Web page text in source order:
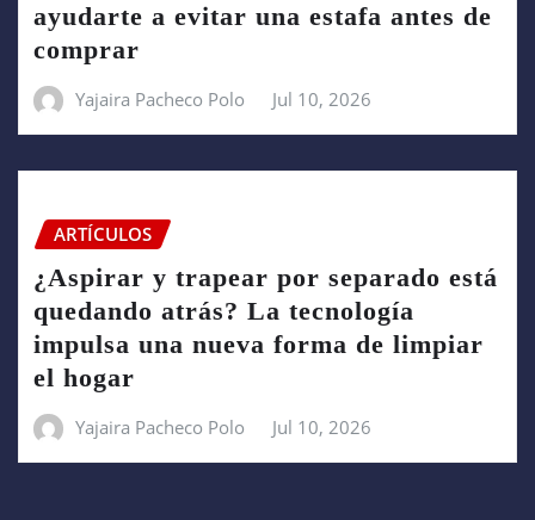
ayudarte a evitar una estafa antes de
comprar
Yajaira Pacheco Polo Jul 10, 2026
ARTÍCULOS
¿Aspirar y trapear por separado está
quedando atrás? La tecnología
impulsa una nueva forma de limpiar
el hogar
Yajaira Pacheco Polo Jul 10, 2026